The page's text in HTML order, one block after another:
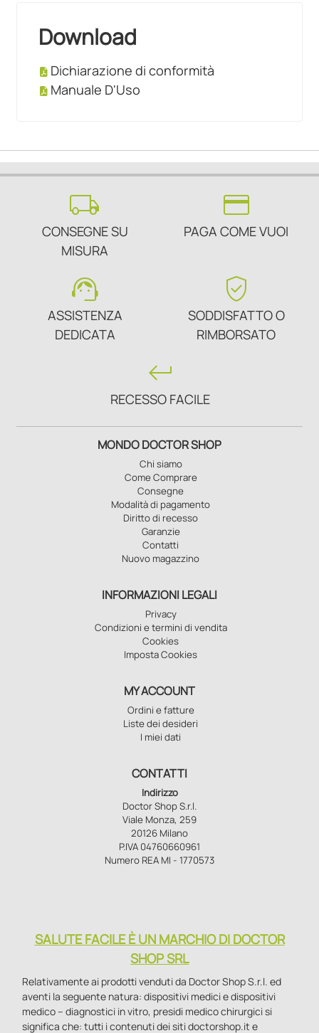
Download
Dichiarazione di conformità
Manuale D'Uso
local_shipping
CONSEGNE SU
MISURA
credit_card
PAGA COME VUOI
support_agent
ASSISTENZA
DEDICATA
verified_user
SODDISFATTO O
RIMBORSATO
keyboard_return
RECESSO FACILE
MONDO DOCTOR SHOP
Chi siamo
Come Comprare
Consegne
Modalità di pagamento
Diritto di recesso
Garanzie
Contatti
Nuovo magazzino
INFORMAZIONI LEGALI
Privacy
Condizioni e termini di vendita
Cookies
Imposta Cookies
MY ACCOUNT
Ordini e fatture
Liste dei desideri
I miei dati
CONTATTI
Indirizzo
Doctor Shop S.r.l.
Viale Monza, 259
20126 Milano
P.IVA 04760660961
Numero REA MI - 1770573
SALUTE FACILE È UN MARCHIO DI DOCTOR
SHOP SRL
Relativamente ai prodotti venduti da Doctor Shop S.r.l. ed
aventi la seguente natura: dispositivi medici e dispositivi
medico – diagnostici in vitro, presidi medico chirurgici si
significa che: tutti i contenuti dei siti doctorshop.it e